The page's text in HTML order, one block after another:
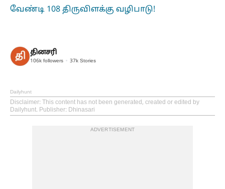
வேண்டி 108 திருவிளக்கு வழிபாடு!
தினசரி
106k followers 37k Stories
Dailyhunt
Disclaimer: This content has not been generated, created or edited by
Dailyhunt. Publisher: Dhinasari
ADVERTISEMENT